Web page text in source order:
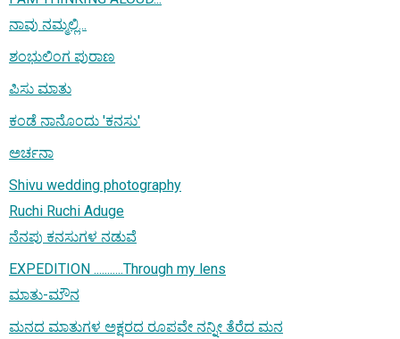
ನಾವು ನಮ್ಮಲ್ಲಿ...
ಶಂಭುಲಿಂಗ ಪುರಾಣ
ಪಿಸು ಮಾತು
ಕಂಡೆ ನಾನೊಂದು 'ಕನಸು'
ಅರ್ಚನಾ
Shivu wedding photography
Ruchi Ruchi Aduge
ನೆನಪು ಕನಸುಗಳ ನಡುವೆ
EXPEDITION ...........Through my lens
ಮಾತು-ಮೌನ
ಮನದ ಮಾತುಗಳ ಅಕ್ಷರದ ರೂಪವೇ ನನ್ನೀ ತೆರೆದ ಮನ